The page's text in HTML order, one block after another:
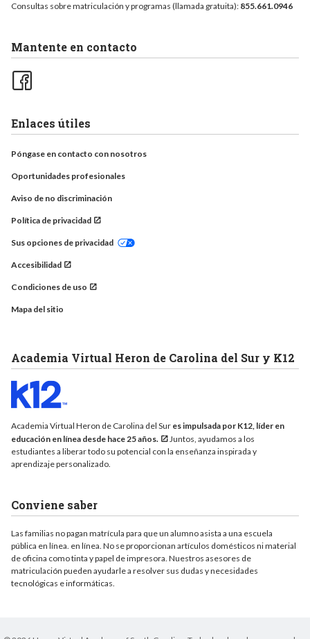
Consultas sobre matriculación y programas (llamada gratuita): 855.661.0946
Mantente en contacto
Enlaces útiles
Póngase en contacto con nosotros
Oportunidades profesionales
Aviso de no discriminación
Política de privacidad
Sus opciones de privacidad
Accesibilidad
Condiciones de uso
Mapa del sitio
Academia Virtual Heron de Carolina del Sur y K12
Academia Virtual Heron de Carolina del Sur es impulsada por K12, líder en
educación en línea desde hace 25 años.
Juntos, ayudamos a los
estudiantes a liberar todo su potencial con la enseñanza inspirada y
aprendizaje personalizado.
Conviene saber
Las familias no pagan matrícula para que un alumno asista a una escuela
pública en línea. en línea. No se proporcionan artículos domésticos ni material
de oficina como tinta y papel de impresora. Nuestros asesores de
matriculación pueden ayudarle a resolver sus dudas y necesidades
tecnológicas e informáticas.